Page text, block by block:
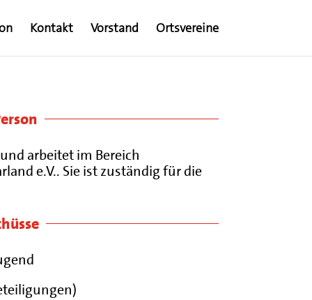
Kontakt Vorstand Ortsvereine
arbeitet im Bereich
e.V.. Sie ist zuständig für die